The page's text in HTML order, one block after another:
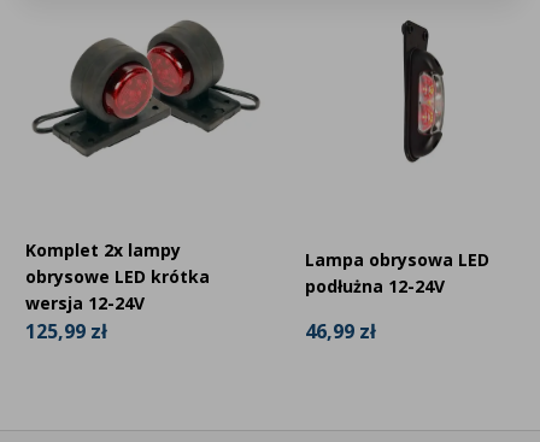
Komplet 2x lampy
obrysowe LED krótka
wersja 12-24V
125,99 zł
Lampa obrysowa LED
podłużna 12-24V
46,99 zł